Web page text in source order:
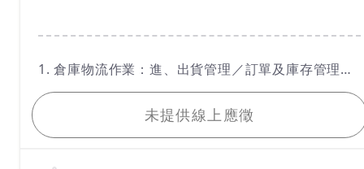
1. 倉庫物流作業：進、出貨管理／訂單及庫存管理／
2. 系統操作與資料維護
3. 每日報表製作及更新
我要應徵
未提供線上應徵